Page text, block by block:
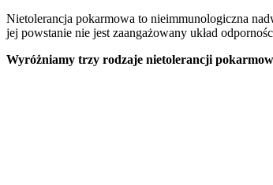
Nietolerancja pokarmowa to nieimmunologiczna
jej powstanie nie jest zaangażowany układ
Wyróżniamy trzy rodzaje nietolerancji